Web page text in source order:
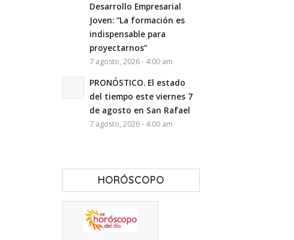
Desarrollo Empresarial
Joven: “La formación es
indispensable para
proyectarnos”
7 agosto, 2026 - 4:00 am
PRONÓSTICO. El estado
del tiempo este viernes 7
de agosto en San Rafael
7 agosto, 2026 - 4:00 am
HORÓSCOPO